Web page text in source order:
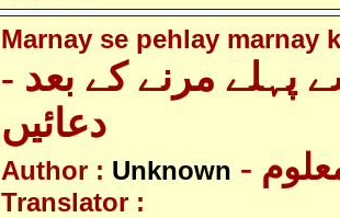
Marnay se pehlay marnay
پہلے مرنے کے بعد -
دعائیں
Author : Unknown معلوم
Translator :